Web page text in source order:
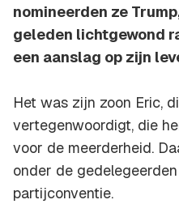
nomineerden ze
geleden lichtgewond
een aanslag op zijn
Het was zijn zoon Eric,
vertegenwoordigt, die
voor de meerderheid.
onder de
partijconventie.